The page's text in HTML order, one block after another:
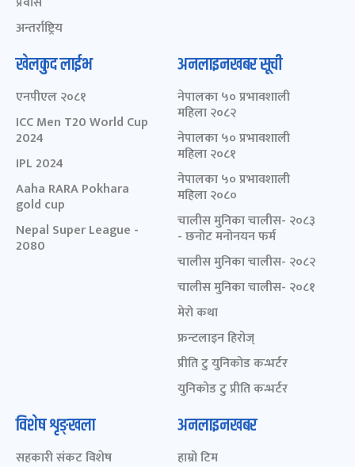
अन्तर्राष्ट्रिय
खेलकुद लाईभ
एनपीएल २०८१
ICC Men T20 World Cup
2024
IPL 2024
Aaha RARA Pokhara
gold cup
Nepal Super League -
2080
अनलाइनखबर सूची
नेपालका ५० प्रभावशाली
महिला २०८२
नेपालका ५० प्रभावशाली
महिला २०८१
नेपालका ५० प्रभावशाली
महिला २०८०
चालीस मुनिका चालीस- २०८३
- छनोट मनोनयन फर्म
चालीस मुनिका चालीस- २०८२
चालीस मुनिका चालीस- २०८१
मेरो कथा
फ्रन्टलाइन हिरोज्
प्रीति टु युनिकोड कन्भर्टर
युनिकोड टु प्रीति कन्भर्टर
विशेष शृङ्खला
सहकारी संकट विशेष
अनलाइनखबर
हाम्रो टिम